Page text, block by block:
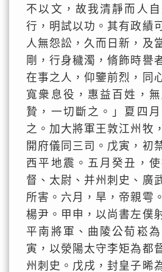
不以文，故我清靜而人
行，明試以功。其有政績
人無怨訟，久而日新，及
剛，行身穢濁，脩飾時譽
在事之人，仰鑒前烈，同
寬衆息役，惠益百姓，
贄，一切斷之。」夏四
之。加大將軍王敦江州牧
開府儀同三司。戊寅，初
西平地震。五月癸丑，
督、太尉、并州刺史、廣
所害。六月，旱，帝親雩
楊尹。甲申，以尚書左僕
平南將軍、曲陵公荀崧
寅，以滎陽太守李矩為都
州刺史。戊戌，封皇子晞